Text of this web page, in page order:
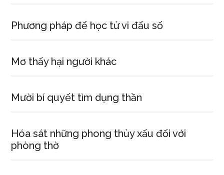
Phương pháp để học tử vi đẩu số
Mơ thấy hại người khác
Mười bí quyết tìm dụng thần
Hóa sát những phong thủy xấu đối với
phòng thờ